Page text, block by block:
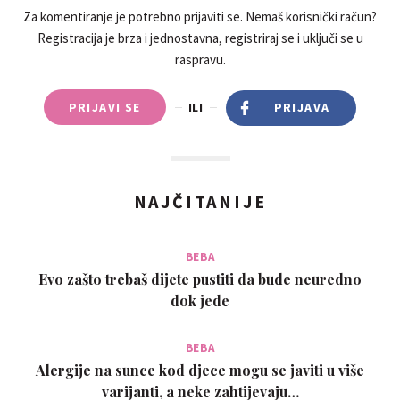
Za komentiranje je potrebno prijaviti se. Nemaš korisnički račun?
Registracija je brza i jednostavna, registriraj se i uključi se u
raspravu.
PRIJAVI SE ILI PRIJAVA
NAJČITANIJE
BEBA
Evo zašto trebaš dijete pustiti da bude neuredno
dok jede
BEBA
Alergije na sunce kod djece mogu se javiti u više
varijanti, a neke zahtijevaju…